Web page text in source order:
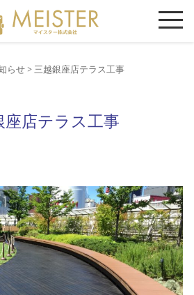
らせ > 三越銀座店テラス工事
座店テラス工事